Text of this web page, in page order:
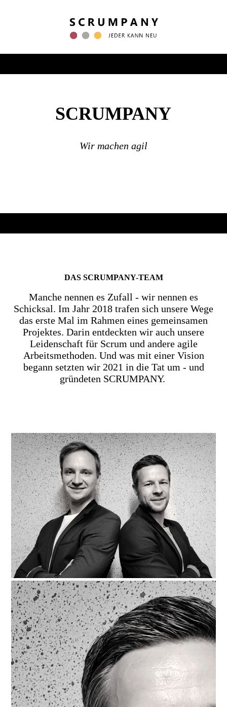
SCRUMPANY
Wir machen agil
DAS SCRUMPANY-TEAM
Manche nennen es Zufall - wir nennen es
Schicksal. Im Jahr 2018 trafen sich unsere Wege
das erste Mal im Rahmen eines gemeinsamen
Projektes. Darin entdeckten wir auch unsere
Leidenschaft für Scrum und andere agile
Arbeitsmethoden. Und was mit einer Vision
begann setzten wir 2021 in die Tat um - und
gründeten SCRUMPANY.